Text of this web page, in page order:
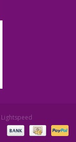
Lightspeed